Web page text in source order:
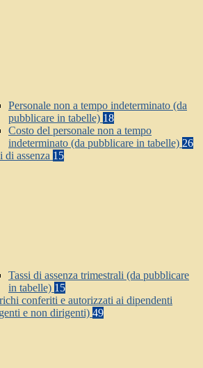
Personale non a tempo indeterminato (da
pubblicare in tabelle) 18
Costo del personale non a tempo
indeterminato (da pubblicare in tabelle) 26
di assenza 15
Tassi di assenza trimestrali (da pubblicare
in tabelle) 15
conferiti e autorizzati ai dipendenti
e non dirigenti) 49